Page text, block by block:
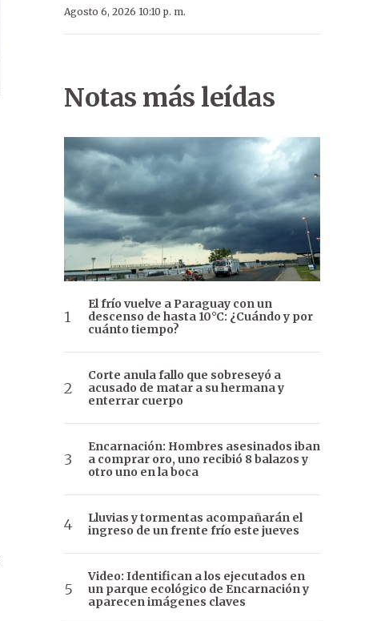
Agosto 6, 2026 10:10 p. m.
Notas más leídas
El frío vuelve a Paraguay con un
descenso de hasta 10°C: ¿Cuándo y por
cuánto tiempo?
Corte anula fallo que sobreseyó a
acusado de matar a su hermana y
enterrar cuerpo
Encarnación: Hombres asesinados iban
a comprar oro, uno recibió 8 balazos y
otro uno en la boca
Lluvias y tormentas acompañarán el
ingreso de un frente frío este jueves
Video: Identifican a los ejecutados en
un parque ecológico de Encarnación y
aparecen imágenes claves